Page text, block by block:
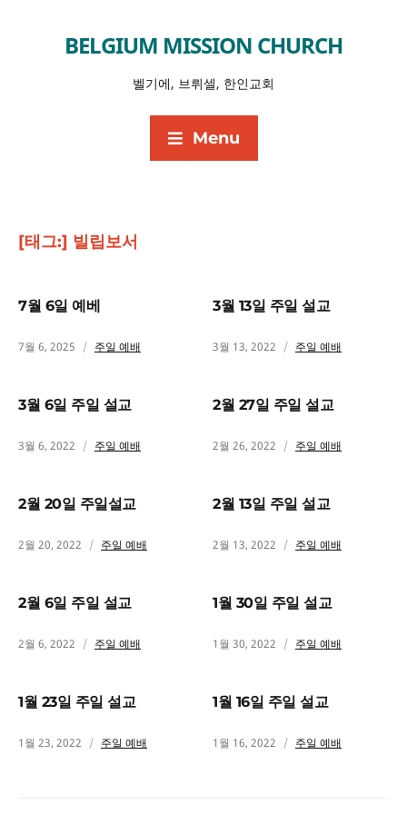
BELGIUM MISSION CHURCH
벨기에, 브뤼셀, 한인교회
Menu
[태그:] 빌립보서
7월 6일 예베
7월 6, 2025 주일 예배
3월 13일 주일 설교
3월 13, 2022 주일 예배
3월 6일 주일 설교
3월 6, 2022 주일 예배
2월 27일 주일 설교
2월 26, 2022 주일 예배
2월 20일 주일설교
2월 20, 2022 주일 예배
2월 13일 주일 설교
2월 13, 2022 주일 예배
2월 6일 주일 설교
2월 6, 2022 주일 예배
1월 30일 주일 설교
1월 30, 2022 주일 예배
1월 23일 주일 설교
1월 23, 2022 주일 예배
1월 16일 주일 설교
1월 16, 2022 주일 예배